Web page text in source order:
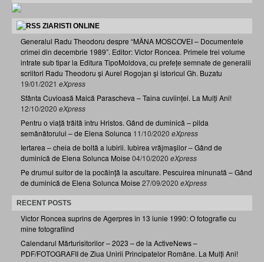
ZIARISTI ONLINE
Generalul Radu Theodoru despre “MÂNA MOSCOVEI – Documentele
crimei din decembrie 1989”. Editor: Victor Roncea. Primele trei volume
intrate sub tipar la Editura TipoMoldova, cu prefețe semnate de generalii
scriitori Radu Theodoru și Aurel Rogojan și istoricul Gh. Buzatu
19/01/2021 eXpress
Sfânta Cuvioasă Maică Parascheva – Taina cuviinței. La Mulți Ani!
12/10/2020 eXpress
Pentru o viață trăită întru Hristos. Gând de duminică – pilda
semănătorului – de Elena Solunca 11/10/2020 eXpress
Iertarea – cheia de boltă a iubirii. Iubirea vrăjmașilor – Gând de
duminică de Elena Solunca Moise 04/10/2020 eXpress
Pe drumul suitor de la pocăință la ascultare. Pescuirea minunată – Gând
de duminică de Elena Solunca Moise 27/09/2020 eXpress
RECENT POSTS
Victor Roncea suprins de Agerpres în 13 iunie 1990: O fotografie cu
mine fotografiind
Calendarul Mărturisitorilor – 2023 – de la ActiveNews –
PDF/FOTOGRAFII de Ziua Unirii Principatelor Române. La Mulți Ani!